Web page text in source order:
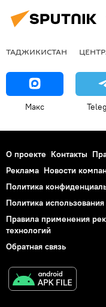
ТАДЖИКИСТАН
Макс
О проекте Контакты
Реклама Новости
Политика
Политика
Правила применения
технологий
Обратная связь